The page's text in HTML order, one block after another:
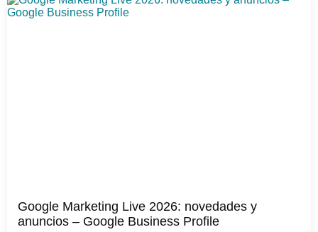
Google Marketing Live 2026: novedades y
anuncios – Google Business Profile